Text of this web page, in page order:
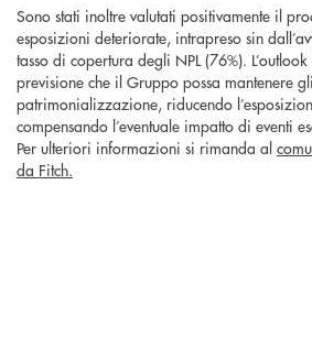
Sono stati inoltre valutati positivamente il
esposizioni deteriorate, intrapreso sin
tasso di copertura degli NPL (76%). L’outlook
previsione che il Gruppo possa mantenere
patrimonializzazione, riducendo
compensando l’eventuale impatto di eventi
Per ulteriori informazioni si rimanda al
da Fitch.